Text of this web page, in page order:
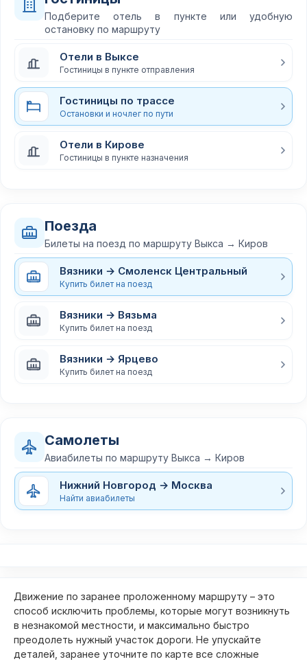
Подберите отель в пункте или удобную
остановку по маршруту
Отели в Выксе
Гостиницы в пункте отправления
Гостиницы по трассе
Остановки и ночлег по пути
Отели в Кирове
Гостиницы в пункте назначения
Поезда
Билеты на поезд по маршруту Выкса → Киров
Вязники → Смоленск Центральный
Купить билет на поезд
Вязники → Вязьма
Купить билет на поезд
Вязники → Ярцево
Купить билет на поезд
Самолеты
Авиабилеты по маршруту Выкса → Киров
Нижний Новгород → Москва
Найти авиабилеты
Движение по заранее проложенному маршруту – это
способ исключить проблемы, которые могут возникнуть
в незнакомой местности, и максимально быстро
преодолеть нужный участок дороги. Не упускайте
деталей, заранее уточните по карте все сложные